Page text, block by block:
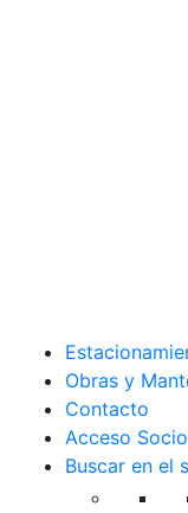
Obras y
Contacto
Acceso
Buscar en el